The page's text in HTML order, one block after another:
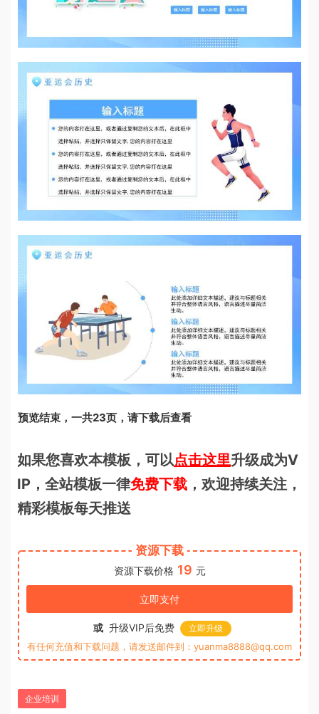
预览结束，一共23页，请下载后查看
如果您喜欢本模板，可以点击这里升级成为V
IP，全站模板一律免费下载 ，欢迎持续关注，
精彩模板每天推送
资源下载
资源下载价格 19 元
立即支付
或 升级VIP后免费 立即升级
有任何充值和下载问题，请发送邮件到：yuanma8888@qq.com
企业培训